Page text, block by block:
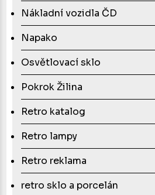
Nákladní vozidla ČD
Napako
Osvětlovací sklo
Pokrok Žilina
Retro katalog
Retro lampy
Retro reklama
retro sklo a porcelán